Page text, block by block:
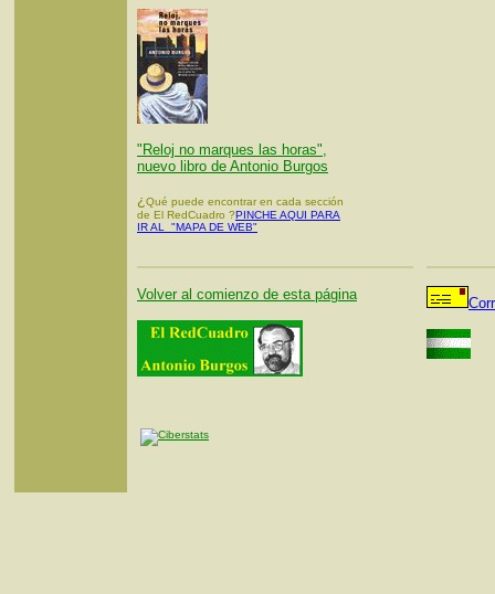
"Reloj no marques las horas",
nuevo libro de Antonio Burgos
¿ Qué puede encontrar en cada sección
de El RedCuadro ?PINCHE AQUI PARA
IR AL "MAPA DE WEB"
Volver al comienzo de esta página